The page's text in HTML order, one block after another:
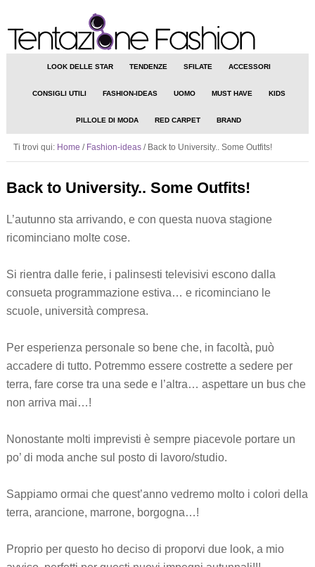
LOOK DELLE STAR TENDENZE SFILATE ACCESSORI
CONSIGLI UTILI FASHION-IDEAS UOMO MUST HAVE KIDS
PILLOLE DI MODA RED CARPET BRAND
Ti trovi qui: Home / Fashion-ideas /Back to University.. Some Outfits!
Back to University.. Some Outfits!
L’autunno sta arrivando, e con questa nuova stagione
ricominciano molte cose.
Si rientra dalle ferie, i palinsesti televisivi escono dalla
consueta programmazione estiva… e ricominciano le
scuole, università compresa.
Per esperienza personale so bene che, in facoltà, può
accadere di tutto. Potremmo essere costrette a sedere per
terra, fare corse tra una sede e l’altra… aspettare un bus che
non arriva mai…!
Nonostante molti imprevisti è sempre piacevole portare un
po’ di moda anche sul posto di lavoro/studio.
Sappiamo ormai che quest’anno vedremo molto i colori della
terra, arancione, marrone, borgogna…!
Proprio per questo ho deciso di proporvi due look, a mio